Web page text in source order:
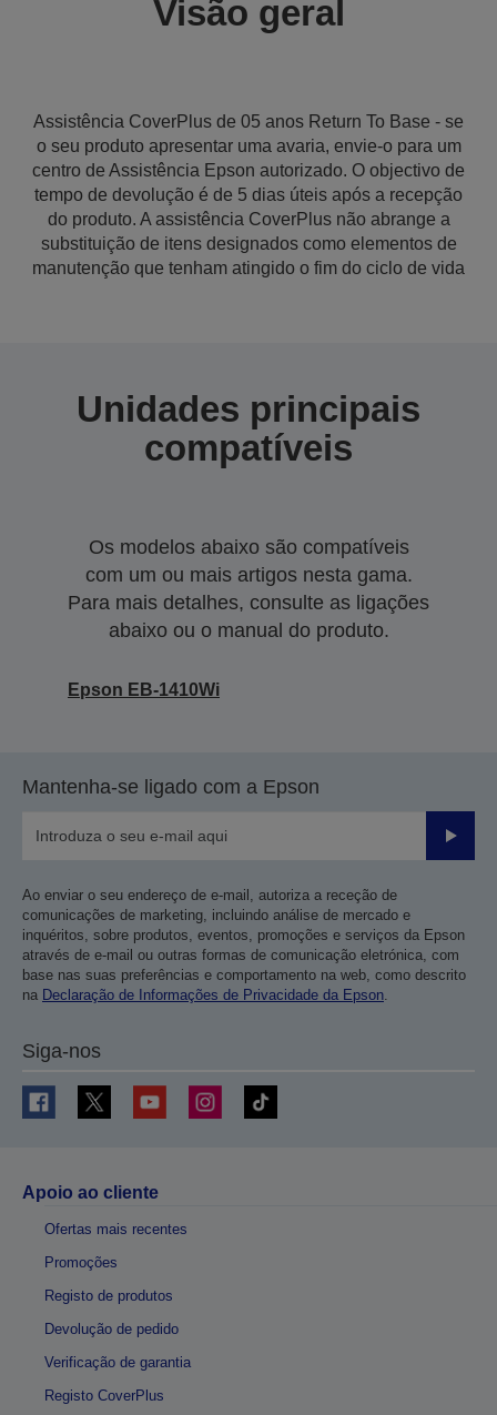
Visão geral
Assistência CoverPlus de 05 anos Return To Base - se
o seu produto apresentar uma avaria, envie-o para um
centro de Assistência Epson autorizado. O objectivo de
tempo de devolução é de 5 dias úteis após a recepção
do produto. A assistência CoverPlus não abrange a
substituição de itens designados como elementos de
manutenção que tenham atingido o fim do ciclo de vida
Unidades principais
compatíveis
Os modelos abaixo são compatíveis
com um ou mais artigos nesta gama.
Para mais detalhes, consulte as ligações
abaixo ou o manual do produto.
Epson EB-1410Wi
Mantenha-se ligado com a Epson
Enviar
Ao enviar o seu endereço de e-mail, autoriza a receção de
comunicações de marketing, incluindo análise de mercado e
inquéritos, sobre produtos, eventos, promoções e serviços da Epson
através de e-mail ou outras formas de comunicação eletrónica, com
base nas suas preferências e comportamento na web, como descrito
na Declaração de Informações de Privacidade da Epson.
Siga-nos
Apoio ao cliente
Ofertas mais recentes
Promoções
Registo de produtos
Devolução de pedido
Verificação de garantia
Registo CoverPlus